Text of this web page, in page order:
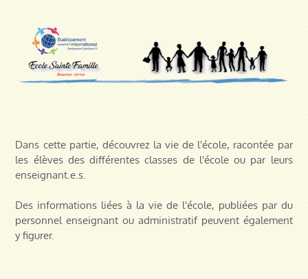
Dans cette partie, découvrez la vie de l'école, racontée par
les élèves des différentes classes de l'école ou par leurs
enseignant.e.s.
Des informations liées à la vie de l'école, publiées par du
personnel enseignant ou administratif peuvent également
y figurer.